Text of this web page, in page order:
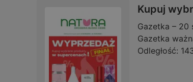
Kupuj
Gazetka – 20
Gazetka
Odległość: